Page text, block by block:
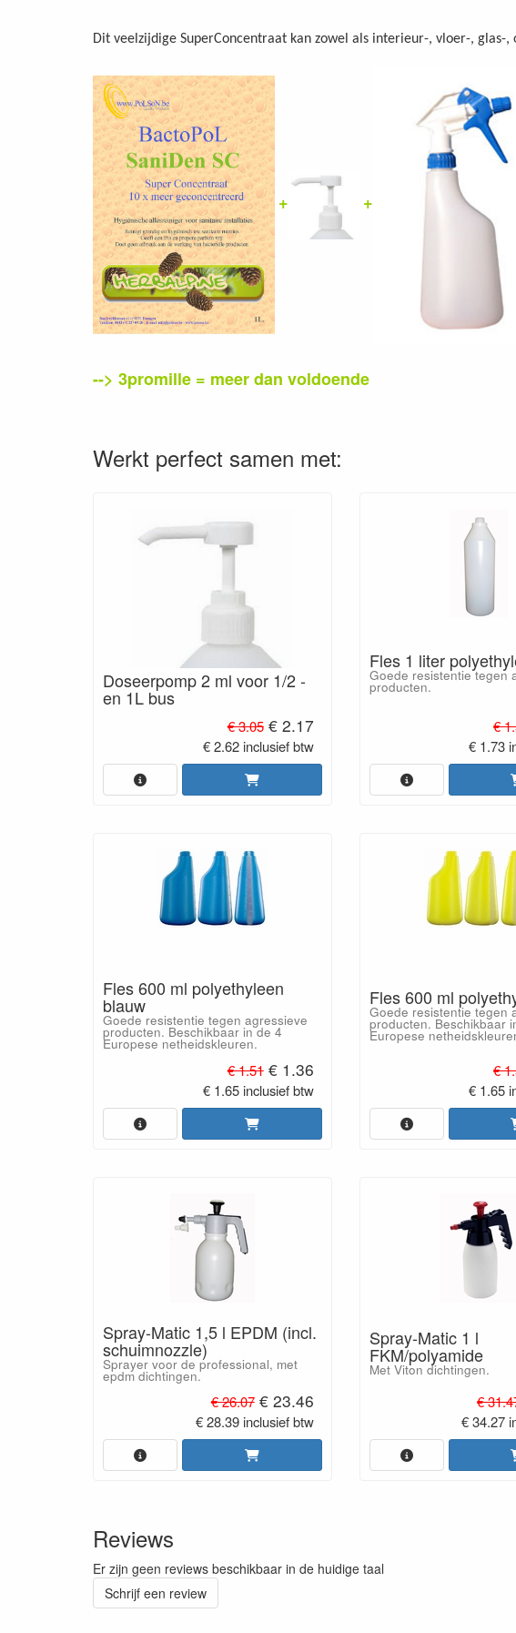
Dit veelzijdige SuperConcentraat kan zowel als interieur-, vloer-,
+ +
--> 3promille = meer dan voldoende
Werkt perfect samen met:
Doseerpomp 2 ml voor 1/2 -
en 1L bus
€ 3.05€ 2.17
€ 2.62 inclusief btw
Fles 1 liter
Goede resistentie tegen
producten.
€
€ 1.73
Fles 600 ml polyethyleen
blauw
Goede resistentie tegen agressieve
producten. Beschikbaar in de 4
Europese netheidskleuren.
€ 1.51€ 1.36
€ 1.65 inclusief btw
Fles 600 ml
Goede resistentie tegen
producten. Beschikbaar
Europese
€
€ 1.65
Spray-Matic 1,5 l EPDM (incl.
schuimnozzle)
Sprayer voor de professional, met
epdm dichtingen.
€ 26.07€ 23.46
€ 28.39 inclusief btw
Spray-Matic 1 l
FKM/polyamide
Met Viton dichtingen.
€
€ 34.27
Reviews
Er zijn geen reviews beschikbaar in de huidige taal
Schrijf een review